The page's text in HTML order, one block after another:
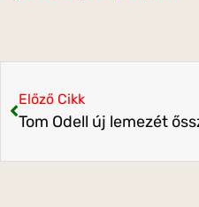
Előző Cikk
Tom Odell új lemezét